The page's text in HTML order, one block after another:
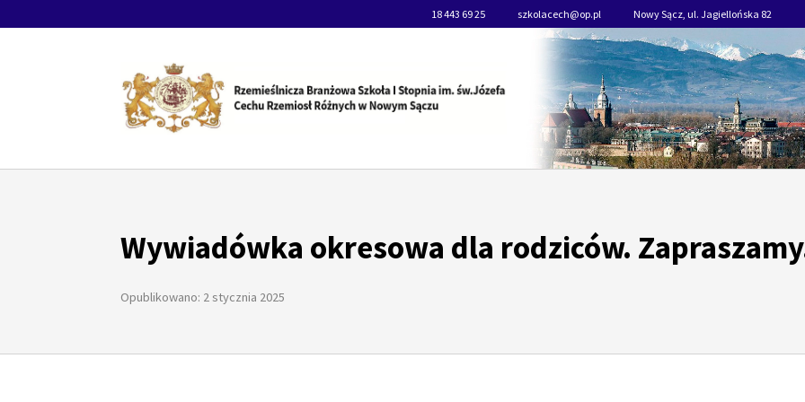
18 443 69 25 szkolacech@op.pl Nowy Sącz, ul. Jagiellońska 82
Wywiadówka okresowa dla rodziców.
Opublikowano: 2 stycznia 2025